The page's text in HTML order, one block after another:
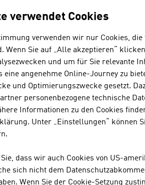
Die
internationalem
SANO
verwendet Cookies
verwenden wir nur Cookies,
Wenn Sie auf „Alle akzeptieren“
und um für Sie relevante
eine angenehme Online-Journey zu
und Optimierungszwecke gesetzt.
personenbezogene technische
Informationen zu den Cookies
Unter „Einstellungen“ können
dass wir auch Cookies von US-
sich nicht dem
Wenn Sie der Cookie-Setzung